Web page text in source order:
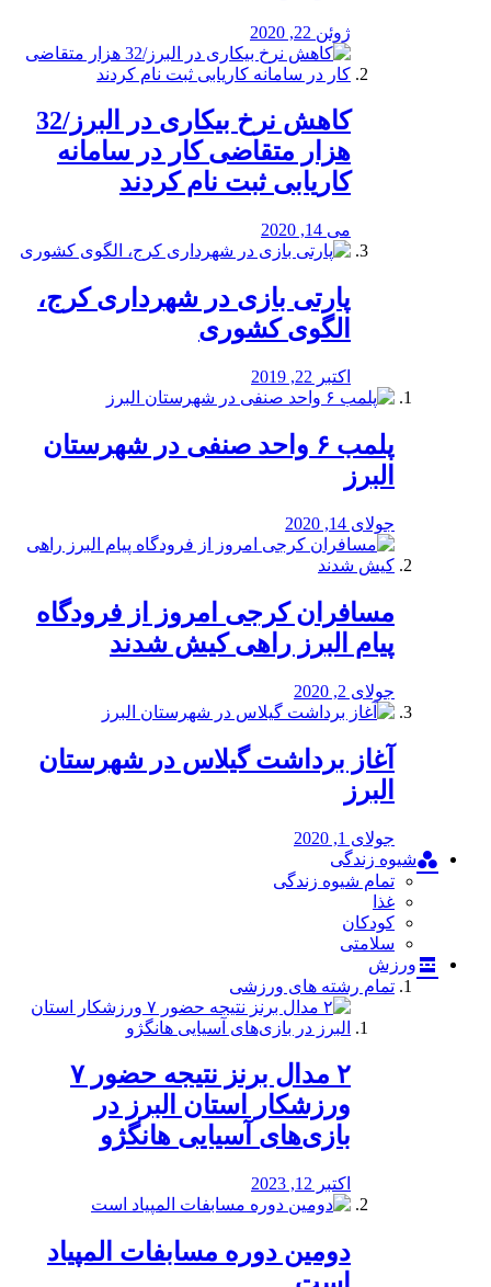
ژوئن 22, 2020
کاهش نرخ بیکاری در البرز/32
هزار متقاضی کار در سامانه
کاریابی ثبت نام کردند
می 14, 2020
پارتی بازی در شهرداری کرج،
الگوی کشوری
اکتبر 22, 2019
پلمب ۶ واحد صنفی در شهرستان
البرز
جولای 14, 2020
مسافران کرجی امروز از فرودگاه
پیام البرز راهی کیش شدند
جولای 2, 2020
آغاز برداشت گیلاس در شهرستان
البرز
جولای 1, 2020
شیوه زندگی
تمام شیوه زندگی
غذا
کودکان
سلامتی
ورزش
تمام رشته های ورزشی
۲ مدال برنز نتیجه حضور ۷
ورزشکار استان البرز در
بازی‌های آسیایی هانگژو
اکتبر 12, 2023
دومین دوره مسابفات المپیاد